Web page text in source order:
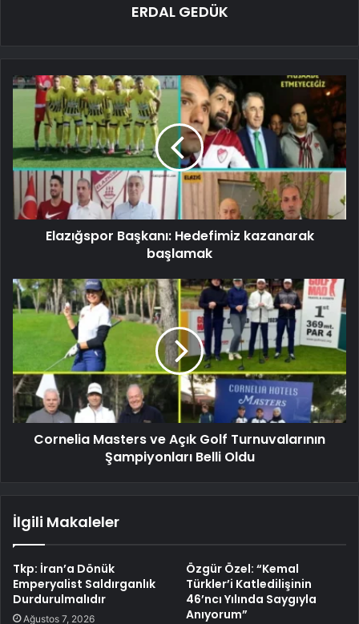
ERDAL GEDÜK
Elazığspor Başkanı: Hedefimiz kazanarak
başlamak
Cornelia Masters ve Açık Golf Turnuvalarının
Şampiyonları Belli Oldu
İlgili Makaleler
Tkp: İran’a Dönük
Emperyalist Saldırganlık
Durdurulmalıdır
Ağustos 7, 2026
Özgür Özel: “Kemal
Türkler’i Katledilişinin
46’ncı Yılında Saygıyla
Anıyorum”